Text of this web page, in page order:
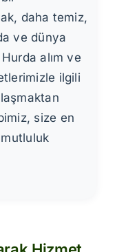
daha temiz,
ve dünya
alım ve
ilgili
size en